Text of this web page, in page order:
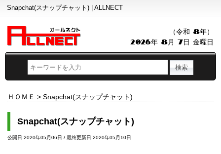
Snapchat(スナップチャット) | ALLNECT
（令和 8年）
2026年 8月 7日 金曜日
ＨＯＭＥ > Snapchat(スナップチャット)
Snapchat(スナップチャット)
公開日:2020年05月06日 / 最終更新日:2020年05月10日